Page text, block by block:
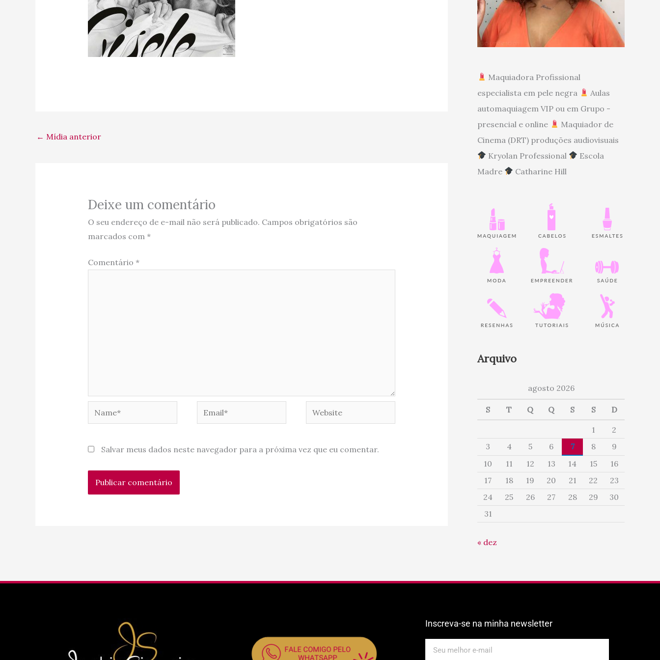
← Mídia anterior
Deixe um comentário
O seu endereço de e-mail não será publicado. Campos obrigatórios são
marcados com *
Comentário *
Website
Salvar meus dados neste navegador para a próxima vez que eu comentar.
Maquiadora Profissional
especialista em pele negra
Aulas
automaquiagem VIP ou em Grupo -
presencial e online
Maquiador de
Cinema (DRT) produções audiovisuais
Kryolan Professional
Escola
Madre
Catharine Hill
Arquivo
agosto 2026
S T Q Q S S D
1
2
3
4 5 6 7 8
9
10
11 12 13 14 15
16
17
18 19 20 21 22
23
24
25 26 27 28 29
30
31
« dez
Inscreva-se na minha newsletter